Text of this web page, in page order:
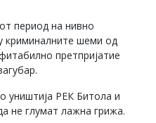
период на нивно
шеми од
претпријатие
уништија РЕК Битола и
не глумат лажна грижа.